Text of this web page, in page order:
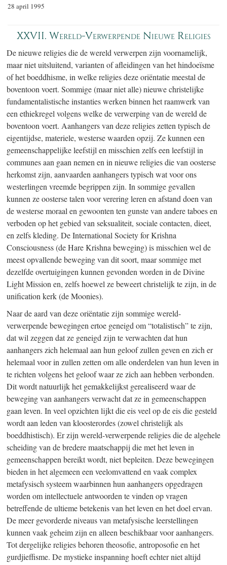
28 april 1995
XXVII. Wereld-Verwerpende Nieuwe Religies
De nieuwe religies die de wereld verwerpen zijn voornamelijk,
maar niet uitsluitend, varianten of afleidingen van het hindoeïsme
of het boeddhisme, in welke religies deze oriëntatie meestal de
boventoon voert. Sommige (maar niet alle) nieuwe christelijke
fundamentalistische instanties werken binnen het raamwerk van
een ethiekregel volgens welke de verwerping van de wereld de
boventoon voert. Aanhangers van deze religies zetten typisch de
eigentijdse, materiele, westerse waarden opzij. Ze kunnen een
gemeenschappelijke leefstijl en misschien zelfs een leefstijl in
communes aan gaan nemen en in nieuwe religies die van oosterse
herkomst zijn, aanvaarden aanhangers typisch wat voor ons
westerlingen vreemde begrippen zijn. In sommige gevallen
kunnen ze oosterse talen voor verering leren en afstand doen van
de westerse moraal en gewoonten ten gunste van andere taboes en
verboden op het gebied van seksualiteit, sociale contacten, dieet,
en zelfs kleding. De International Society for Krishna
Consciousness (de Hare Krishna beweging) is misschien wel de
meest opvallende beweging van dit soort, maar sommige met
dezelfde overtuigingen kunnen gevonden worden in de Divine
Light Mission en, zelfs hoewel ze beweert christelijk te zijn, in de
unification kerk (de Moonies).
Naar de aard van deze oriëntatie zijn sommige wereld-
verwerpende bewegingen ertoe geneigd om “totalistisch” te zijn,
dat wil zeggen dat ze geneigd zijn te verwachten dat hun
aanhangers zich helemaal aan hun geloof zullen geven en zich er
helemaal voor in zullen zetten om alle onderdelen van hun leven in
te richten volgens het geloof waar ze zich aan hebben verbonden.
Dit wordt natuurlijk het gemakkelijkst gerealiseerd waar de
beweging van aanhangers verwacht dat ze in gemeenschappen
gaan leven. In veel opzichten lijkt die eis veel op de eis die gesteld
wordt aan leden van kloosterordes (zowel christelijk als
boeddhistisch). Er zijn wereld-verwerpende religies die de algehele
scheiding van de bredere maatschappij die met het leven in
gemeenschappen bereikt wordt, niet bepleiten. Deze bewegingen
bieden in het algemeen een veelomvattend en vaak complex
metafysisch systeem waarbinnen hun aanhangers opgedragen
worden om intellectuele antwoorden te vinden op vragen
betreffende de ultieme betekenis van het leven en het doel ervan.
De meer gevorderde niveaus van metafysische leerstellingen
kunnen vaak geheim zijn en alleen beschikbaar voor aanhangers.
Tot dergelijke religies behoren theosofie, antroposofie en het
gurdjieffisme. De mystieke inspanning hoeft echter niet altijd